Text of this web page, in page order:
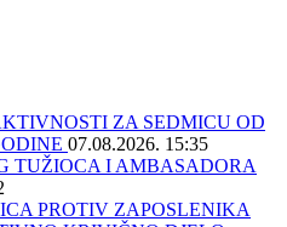
ZA SEDMICU OD
07.08.2026. 15:35
TUŽIOCA I AMBASADORA
PROTIV ZAPOSLENIKA